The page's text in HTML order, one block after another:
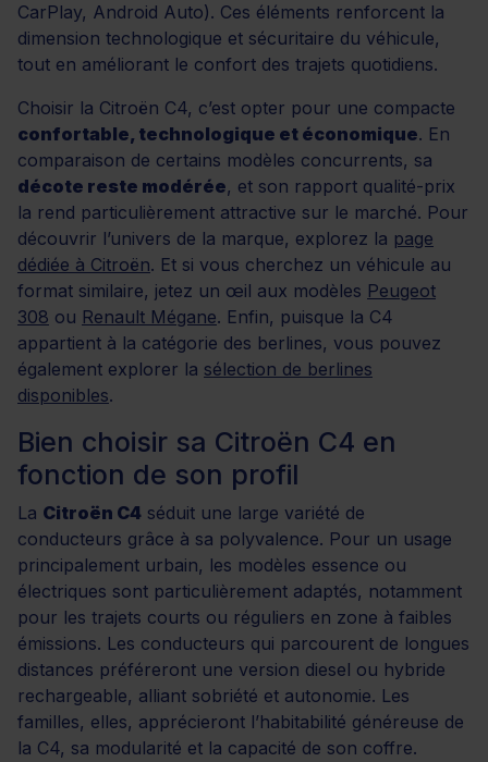
CarPlay, Android Auto). Ces éléments renforcent la
dimension technologique et sécuritaire du véhicule,
tout en améliorant le confort des trajets quotidiens.
Choisir la Citroën C4, c’est opter pour une compacte
confortable, technologique et économique. En
comparaison de certains modèles concurrents, sa
décote reste modérée, et son rapport qualité-prix
la rend particulièrement attractive sur le marché. Pour
découvrir l’univers de la marque, explorez la page
dédiée à Citroën. Et si vous cherchez un véhicule au
format similaire, jetez un œil aux modèles Peugeot
308 ou Renault Mégane. Enfin, puisque la C4
appartient à la catégorie des berlines, vous pouvez
également explorer la sélection de berlines
disponibles.
Bien choisir sa Citroën C4 en
fonction de son profil
La Citroën C4 séduit une large variété de
conducteurs grâce à sa polyvalence. Pour un usage
principalement urbain, les modèles essence ou
électriques sont particulièrement adaptés, notamment
pour les trajets courts ou réguliers en zone à faibles
émissions. Les conducteurs qui parcourent de longues
distances préféreront une version diesel ou hybride
rechargeable, alliant sobriété et autonomie. Les
familles, elles, apprécieront l’habitabilité généreuse de
la C4, sa modularité et la capacité de son coffre.